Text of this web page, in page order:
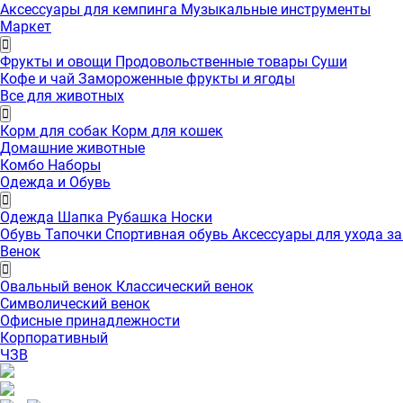
Аксессуары для кемпинга Музыкальные инструменты
Маркет
Фрукты и овощи Продовольственные товары Суши
Кофе и чай Замороженные фрукты и ягоды
Все для животных
Корм для собак Корм для кошек
Домашние животные
Комбо Наборы
Одежда и Обувь
Одежда Шапка Рубашка Носки
Обувь Тапочки Спортивная обувь Аксессуары для ухода
Венок
Овальный венок Классический венок
Символический венок
Офисные принадлежности
Корпоративный
ЧЗВ